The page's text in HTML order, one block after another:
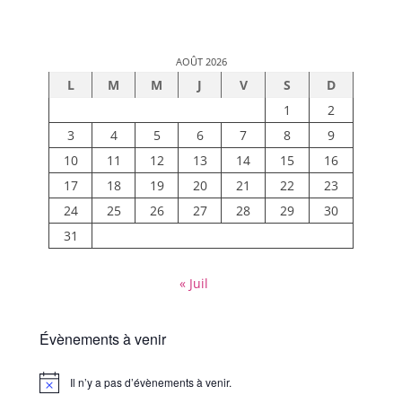
AOÛT 2026
L M M J V S
D
1
2
3
4 5 6 7 8
9
10
11 12 13 14 15
16
17
18 19 20 21 22
23
24
25 26 27 28 29
30
31
« Juil
Évènements à venir
Notice Il n’y a pas d’évènements à venir.